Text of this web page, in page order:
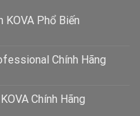
KOVA Phổ Biến
Chính Hãng
Chính Hãng